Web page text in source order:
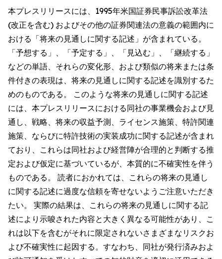
本プレスリリースには、1995年米国証券民事訴訟改革法
(改正を含む) およびその他の証券関連法の意義の範囲内に
おける「将来の見通しに関する記述」が含まれている。
「予想する」、「予定する」、「見込む」、「継続する」
などの単語、それらの変化形、および類似の将来または条
件付きの表現は、将来の見通しに関する記述を識別するた
めのものである。 このような将来の見通しに関する記述
には、本プレスリリースにおける同社の事業機会および見
通し、戦略、将来の収益予測、ライセンス施策、特許関連
施策、ならびに特許技術の実装成功に関する記述が含まれ
ており、これらは同社および経営陣が合理的と判断する推
定および仮定に基づいているが、本質的に不確実性を伴う
ものである。 読者におかれては、これらの将来の見通し
に関する記述に過度な信頼を寄せないようご注意いただき
たい。 実際の結果は、これらの将来の見通しに関する記
述により示唆された内容と大きく異なる可能性があり、こ
れは以下を含むがそれに限定されないさまざまなリスクお
よび不確実性に起因する。すなわち、同社が発行済みおよ